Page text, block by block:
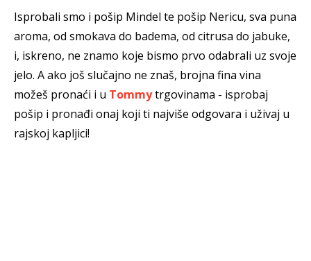
Isprobali smo i pošip Mindel te pošip Nericu, sva puna
aroma, od smokava do badema, od citrusa do jabuke,
i, iskreno, ne znamo koje bismo prvo odabrali uz svoje
jelo. A ako još slučajno ne znaš, brojna fina vina
možeš pronaći i u Tommytrgovinama - isprobaj
pošip i pronađi onaj koji ti najviše odgovara i uživaj u
rajskoj kapljici!